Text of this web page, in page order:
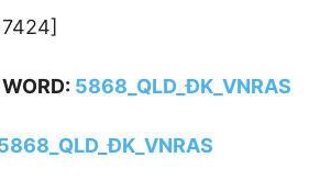
5868_QLD_ĐK_VNRAS